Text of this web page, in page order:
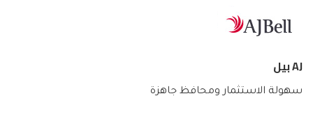
AJ بيل
سهولة الاستثمار ومحافظ جاهزة